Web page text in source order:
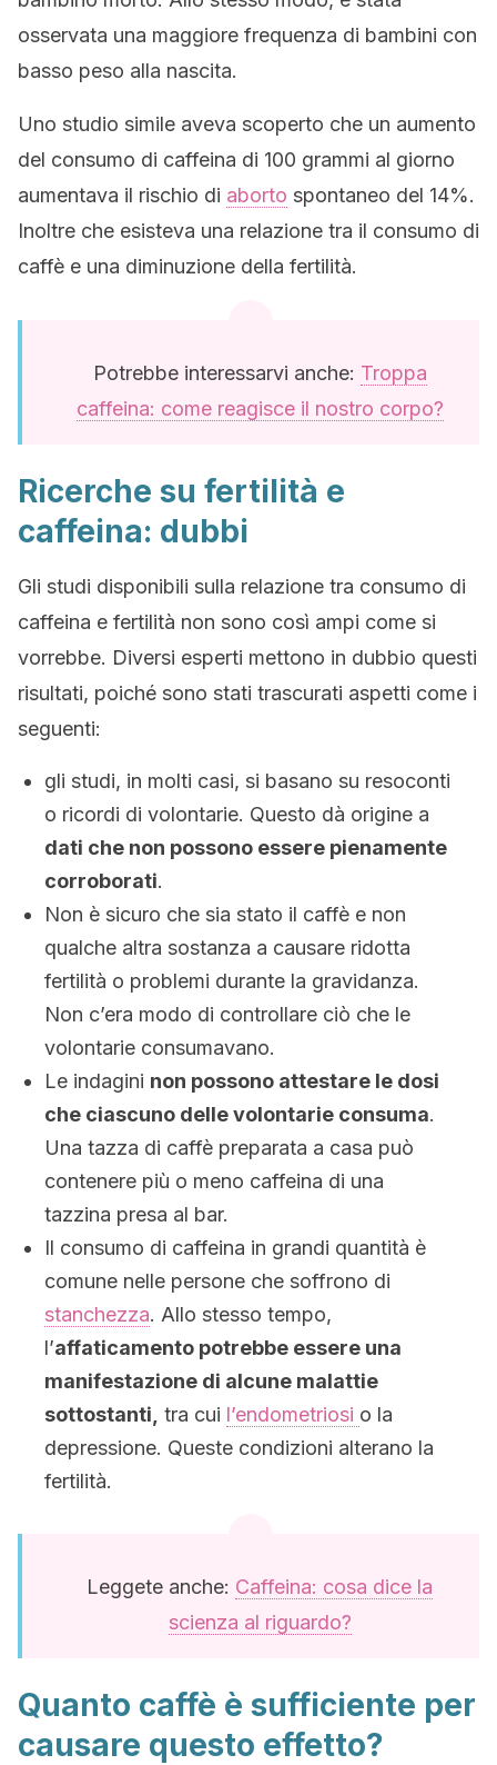
osservata una maggiore frequenza di bambini con
basso peso alla nascita.
Uno studio simile aveva scoperto che un aumento
del consumo di caffeina di 100 grammi al giorno
aumentava il rischio di aborto spontaneo del 14%.
Inoltre che esisteva una relazione tra il consumo di
caffè e una diminuzione della fertilità.
Potrebbe interessarvi anche: Troppa
caffeina: come reagisce il nostro corpo?
Ricerche su fertilità e
caffeina: dubbi
Gli studi disponibili sulla relazione tra consumo di
caffeina e fertilità non sono così ampi come si
vorrebbe. Diversi esperti mettono in dubbio questi
risultati, poiché sono stati trascurati aspetti come i
seguenti:
gli studi, in molti casi, si basano su resoconti
o ricordi di volontarie. Questo dà origine a
dati che non possono essere pienamente
corroborati.
Non è sicuro che sia stato il caffè e non
qualche altra sostanza a causare ridotta
fertilità o problemi durante la gravidanza.
Non c’era modo di controllare ciò che le
volontarie consumavano.
Le indagini non possono attestare le dosi
che ciascuno delle volontarie consuma.
Una tazza di caffè preparata a casa può
contenere più o meno caffeina di una
tazzina presa al bar.
Il consumo di caffeina in grandi quantità è
comune nelle persone che soffrono di
stanchezza. Allo stesso tempo,
l’affaticamento potrebbe essere una
manifestazione di alcune malattie
sottostanti, tra cui l’endometriosi o la
depressione. Queste condizioni alterano la
fertilità.
Leggete anche: Caffeina: cosa dice la
scienza al riguardo?
Quanto caffè è sufficiente per
causare questo effetto?